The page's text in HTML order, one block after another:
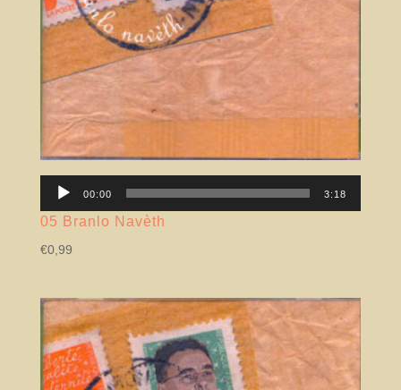
Lector
00:00 3:18
05 Branlo Navèth
€0,99